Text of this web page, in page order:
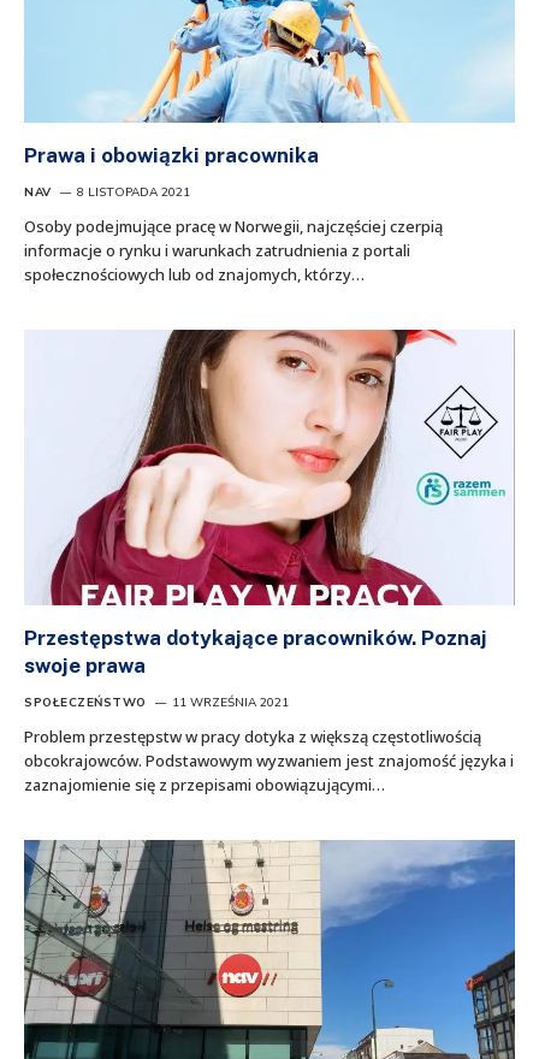
Prawa i obowiązki pracownika
NAV 8 LISTOPADA 2021
Osoby podejmujące pracę w Norwegii, najczęściej czerpią
informacje o rynku i warunkach zatrudnienia z portali
społecznościowych lub od znajomych, którzy…
Przestępstwa dotykające pracowników. Poznaj
swoje prawa
SPOŁECZEŃSTWO 11 WRZEŚNIA 2021
Problem przestępstw w pracy dotyka z większą częstotliwością
obcokrajowców. Podstawowym wyzwaniem jest znajomość języka i
zaznajomienie się z przepisami obowiązującymi…